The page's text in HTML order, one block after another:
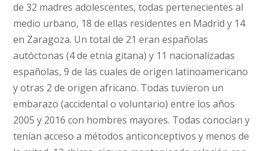
de 32 madres adolescentes, todas pertenecientes al
medio urbano, 18 de ellas residentes en Madrid y 14
en Zaragoza. Un total de 21 eran españolas
autóctonas (4 de etnia gitana) y 11 nacionalizadas
españolas, 9 de las cuales de origen latinoamericano
y otras 2 de origen africano. Todas tuvieron un
embarazo (accidental o voluntario) entre los años
2005 y 2016 con hombres mayores. Todas conocían y
tenían acceso a métodos anticonceptivos y menos de